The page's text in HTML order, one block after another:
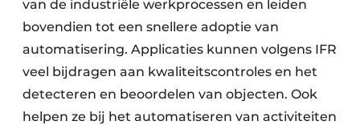
van de industriële werkprocessen en leiden
bovendien tot een snellere adoptie van
automatisering. Applicaties kunnen volgens IFR
veel bijdragen aan kwaliteitscontroles en het
detecteren en beoordelen van objecten. Ook
helpen ze bij het automatiseren van activiteiten